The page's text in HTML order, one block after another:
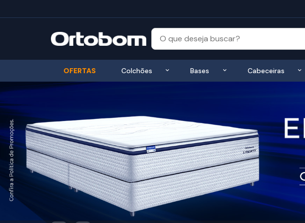
OFERTAS Colchões Exibir submenu de Colchões
Bases Exibir submenu de Bases
Cabeceiras